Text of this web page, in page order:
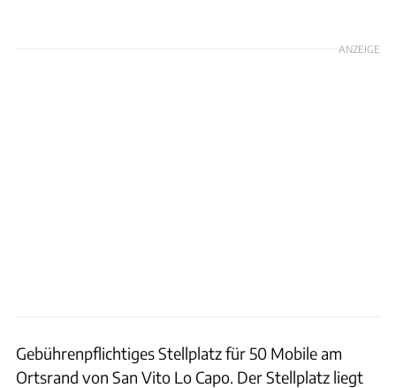
ANZEIGE
Gebührenpflichtiges Stellplatz für 50 Mobile am
Ortsrand von San Vito Lo Capo. Der Stellplatz liegt